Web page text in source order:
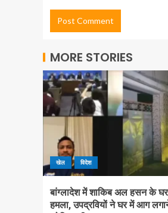
MORE STORIES
खेल विदेश
बांग्लादेश में शाकिब अल हसन के
हमला, उपद्रवियों ने घर में आग